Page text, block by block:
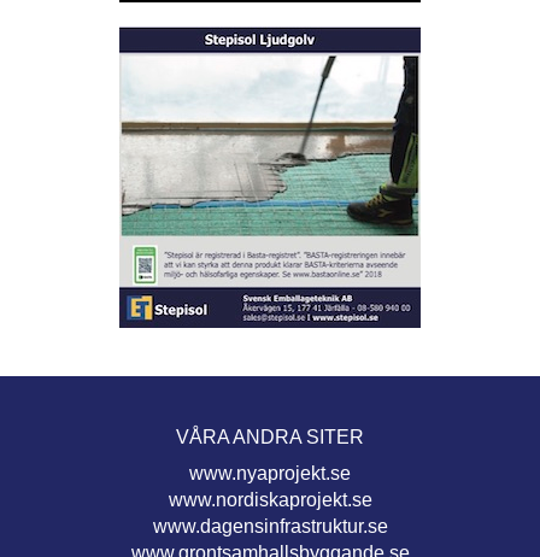
VÅRA ANDRA SITER
www.nyaprojekt.se
www.nordiskaprojekt.se
www.dagensinfrastruktur.se